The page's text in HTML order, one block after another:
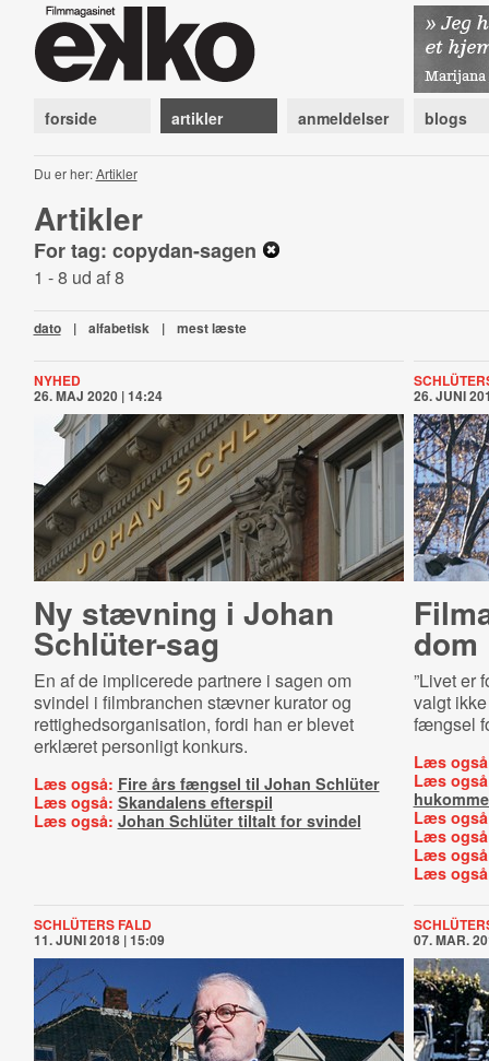
forside artikler anmeldelser blogs
Du er her:Artikler
Artikler
For tag: copydan-sagen
1 - 8 ud af 8
dato | alfabetisk | mest læste
NYHED
26. MAJ 2020 | 14:24
Ny stævning i Johan
Schlüter-sag
En af de implicerede partnere i sagen om
svindel i filmbranchen stævner kurator og
rettighedsorganisation, fordi han er blevet
erklæret personligt konkurs.
Læs også: Fire års fængsel til Johan Schlüter
Læs også: Skandalens efterspil
Læs også: Johan Schlüter tiltalt for svindel
26. JUNI
dom
”Livet er
valgt
fængsel
Læs
Læs
Læs
Læs
Læs
Læs
SCHLÜTERS FALD
11. JUNI 2018 | 15:09 07. MAR.